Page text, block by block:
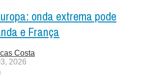
onda extrema pode
e França
Costa
2026